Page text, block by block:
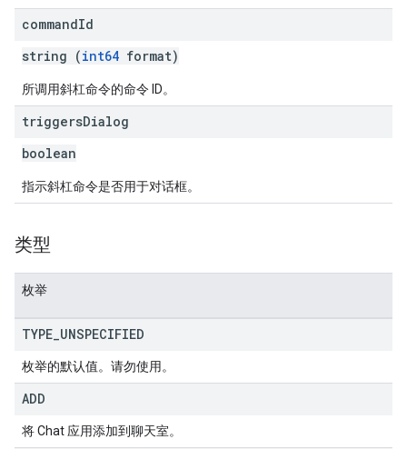
commandId
string (int64 format)
所调用斜杠命令的命令 ID。
triggersDialog
boolean
指示斜杠命令是否用于对话框。
类型
枚举
TYPE UNSPECIFIED
枚举的默认值。请勿使用。
ADD
将 Chat 应用添加到聊天室。